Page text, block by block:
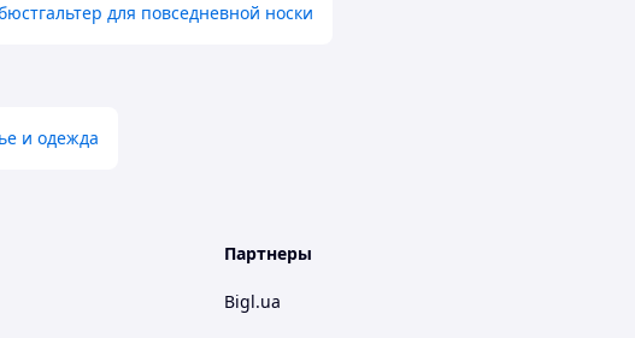
для повседневной носки
и одежда
Партнеры
Bigl.ua